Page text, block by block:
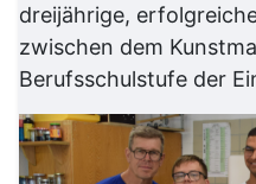
dreijährige,
zwischen dem
Berufsschulstufe der